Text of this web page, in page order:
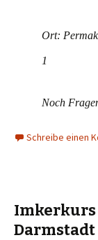
Ort:
1
Noch
Schreibe einen
Imkerkurs
Darmstadt